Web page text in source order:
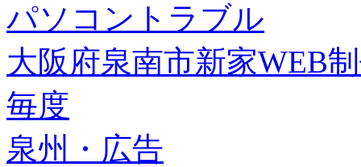
パソコントラブル
大阪府泉南市新家WEB
毎度
泉州・広告